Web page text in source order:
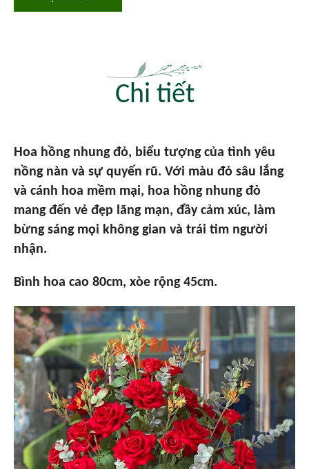
Chi tiết
Hoa hồng nhung đỏ, biểu tượng của tình yêu
nồng nàn và sự quyến rũ. Với màu đỏ sâu lắng
và cánh hoa mềm mại, hoa hồng nhung đỏ
mang đến vẻ đẹp lãng mạn, đầy cảm xúc, làm
bừng sáng mọi không gian và trái tim người
nhận.
Bình hoa cao 80cm, xòe rộng 45cm.